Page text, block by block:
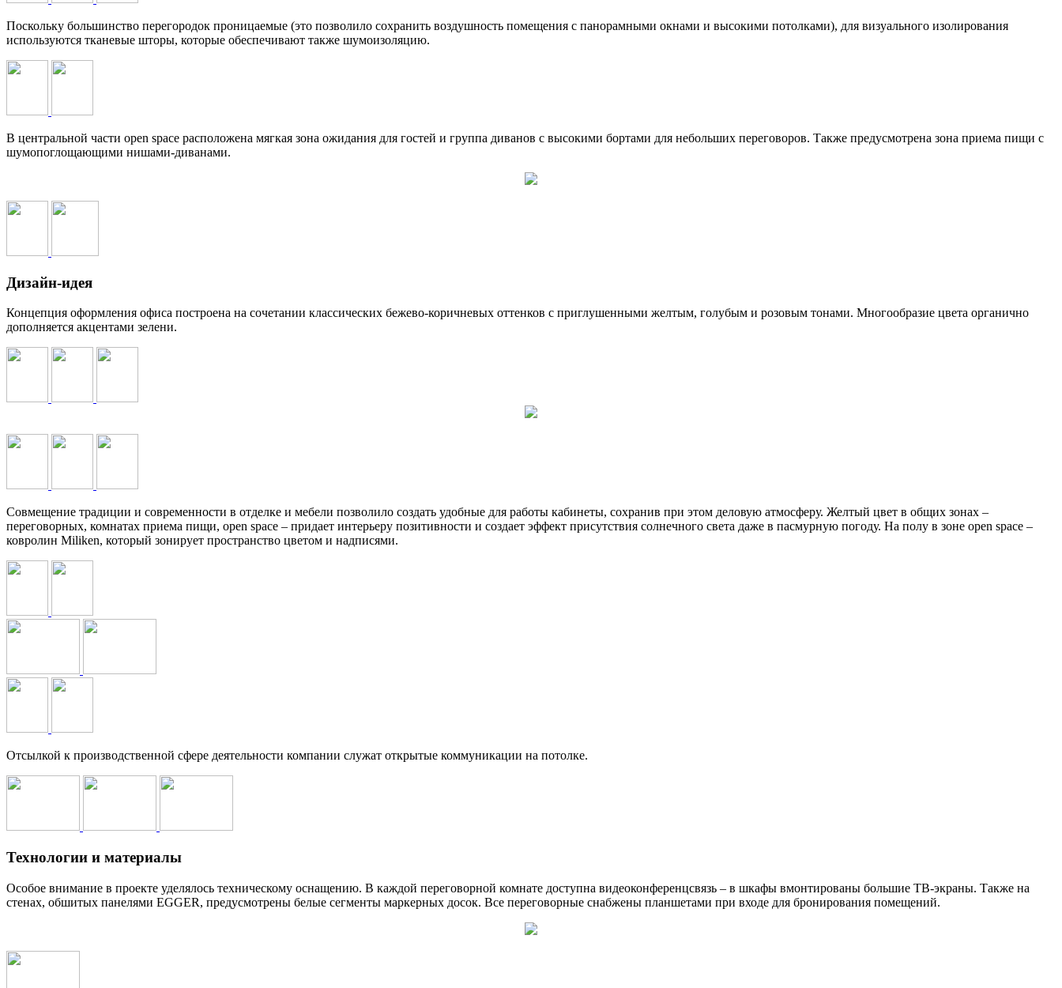
Поскольку большинство перегородок проницаемые (это позволило сохранить воздушность помещения с панорамными окнами и высокими потолками), для визуального изолирования
используются тканевые шторы, которые обеспечивают также шумоизоляцию.
В центральной части open space расположена мягкая зона ожидания для гостей и группа диванов с высокими бортами для небольших переговоров. Также предусмотрена зона приема пищи с
шумопоглощающими нишами-диванами.
Дизайн-идея
Концепция оформления офиса построена на сочетании классических бежево-коричневых оттенков с приглушенными желтым, голубым и розовым тонами. Многообразие цвета органично
дополняется акцентами зелени.
Совмещение традиции и современности в отделке и мебели позволило создать удобные для работы кабинеты, сохранив при этом деловую атмосферу. Желтый цвет в общих зонах –
переговорных, комнатах приема пищи, open space – придает интерьеру позитивности и создает эффект присутствия солнечного света даже в пасмурную погоду. На полу в зоне open space –
ковролин Miliken, который зонирует пространство цветом и надписями.
Отсылкой к производственной сфере деятельности компании служат открытые коммуникации на потолке.
Технологии и материалы
Особое внимание в проекте уделялось техническому оснащению. В каждой переговорной комнате доступна видеоконференцсвязь – в шкафы вмонтированы большие ТВ-экраны. Также на
стенах, обшитых панелями EGGER, предусмотрены белые сегменты маркерных досок. Все переговорные снабжены планшетами при входе для бронирования помещений.